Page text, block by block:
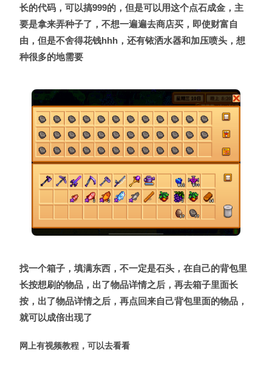
长的代码，可以搞999的，但是可以用这个点石成金，主
要是拿来弄种子了，不想一遍遍去商店买，即使财富自
由，但是不舍得花钱hhh，还有铱洒水器和加压喷头，想
种很多的地需要
找一个箱子，填满东西，不一定是石头，在自己的背包里
长按想刷的物品，出了物品详情之后，再去箱子里面长
按，出了物品详情之后，再点回来自己背包里面的物品，
就可以成倍出现了
网上有视频教程，可以去看看